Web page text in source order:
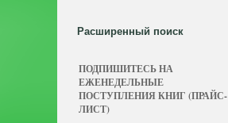
Расширенный поиск
ПОДПИШИТЕСЬ НА
ЕЖЕНЕДЕЛЬНЫЕ
ПОСТУПЛЕНИЯ КНИГ (ПРАЙС-
ЛИСТ)